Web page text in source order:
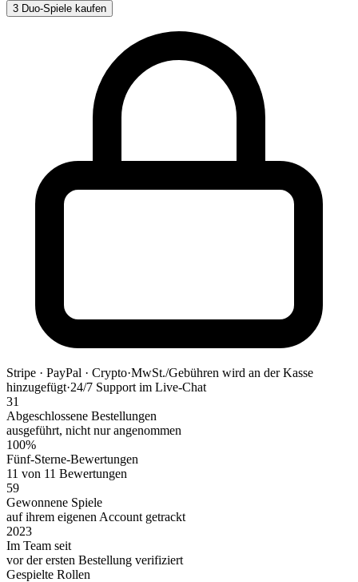
3 Duo-Spiele kaufen
Stripe · PayPal · Crypto·MwSt./Gebühren wird an der Kasse
hinzugefügt·24/7 Support im Live-Chat
31
Abgeschlossene Bestellungen
ausgeführt, nicht nur angenommen
100%
Fünf-Sterne-Bewertungen
11 von 11 Bewertungen
59
Gewonnene Spiele
auf ihrem eigenen Account getrackt
2023
Im Team seit
vor der ersten Bestellung verifiziert
Gespielte Rollen